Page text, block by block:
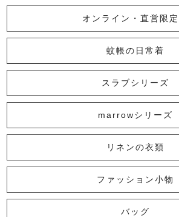
オンライン・直営限定
蚊帳の日常着
└ インナー
└ トップス
└ ワンピース
└ パンツ
└ スカート
└ 羽織りもの
└ キッズ・ベビー
スラブシリーズ
marrowシリーズ
リネンの衣類
ファッション小物
└ ショール・ストール
└ マスク
└ 靴下・アームカバー
バッグ